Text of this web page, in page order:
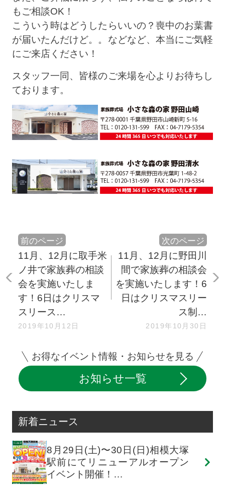
もご相談OK！
こういう時はどうしたらいいの？喪中のお葉書
が届いたんだけど。。などなど、本当にご気軽
にご来店ください！
スタッフ一同、皆様のご来場を心よりお待ちし
ております。
前のページ
11月、12月に取手米
ノ井で家族葬の相談
会を実施いたしま
す！6日はクリスマ
スリース…
2019年10月12日
次のページ
11月、12月に野田川
間で家族葬の相談会
を実施いたします！6
日はクリスマスリー
ス制…
2019年10月30日
お得なイベント情報・お知らせを見る
お知らせ一覧
新着ニュース
8月29日(土)〜30日(日)相模大塚
駅前にてリニューアルオープン
イベント開催！…